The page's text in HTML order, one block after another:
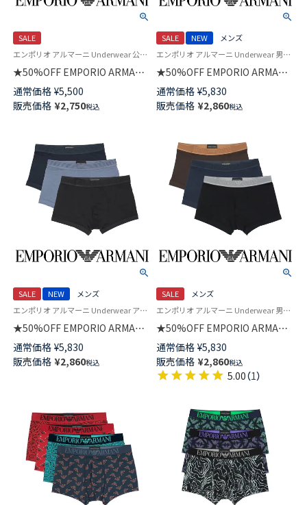
SALE
エンポリオ アルマーニ Underwear 公式オンラインショップ 紳士 下着
★50%OFF EMPORIO ARMANI
BASIC MICROFIBER ベーシック
マイクロファイバー ボクサーパ
ンツ 前閉じ EUサイズ メンズ
通常価格 ¥5,500
販売価格 ¥2,750税込
SALE NEW
メンズ
エンポリオ アルマーニ Underwear 男性 アンダーウェア 紳士 下着
★50%OFF EMPORIO ARMANI
WINTER STRIPE ウィンター ス
トライプ ボクサーパンツ
【S/M/L】 前閉じ EUサイズ メン
通常価格 ¥5,830
販売価格 ¥2,860税込
SALE NEW
メンズ
エンポリオ アルマーニ Underwear アンダーウェア 紳士 下着
★50%OFF EMPORIO ARMANI
TECH WOOL テック ウール ボ
クサーパンツ 【S/M/L】 前閉じ
EUサイズ メンズ 54059851
通常価格 ¥5,830
販売価格 ¥2,860税込
SALE
メンズ
エンポリオ アルマーニ Underwear 男性 アンダーウェア 紳士 下着
★50%OFF EMPORIO ARMANI
SOFT MODAL TRUNK ソフト モ
ダール ボクサーパンツ 【S/M/L】
前閉じ EUサイズ メンズ
54059881
通常価格 ¥5,830
販売価格 ¥2,860税込
5.00（1）